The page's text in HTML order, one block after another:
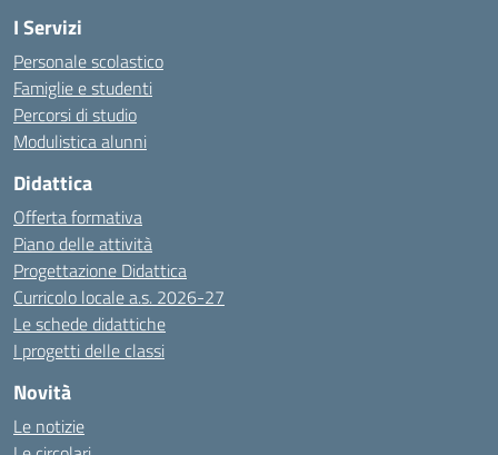
I Servizi
Personale scolastico
Famiglie e studenti
Percorsi di studio
Modulistica alunni
Didattica
Offerta formativa
Piano delle attività
Progettazione Didattica
Curricolo locale a.s. 2026-27
Le schede didattiche
I progetti delle classi
Novità
Le notizie